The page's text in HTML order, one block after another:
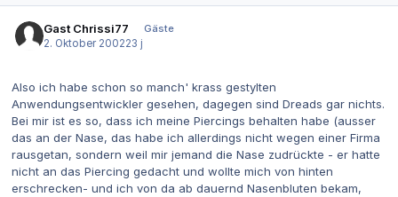
Gast Chrissi77
Gäste
2. Oktober 200223 j
Also ich habe schon so manch' krass gestylten
Anwendungsentwickler gesehen, dagegen sind Dreads gar nichts.
Bei mir ist es so, dass ich meine Piercings behalten habe (ausser
das an der Nase, das habe ich allerdings nicht wegen einer Firma
rausgetan, sondern weil mir jemand die Nase zudrückte - er hatte
nicht an das Piercing gedacht und wollte mich von hinten
erschrecken- und ich von da ab dauernd Nasenbluten bekam,